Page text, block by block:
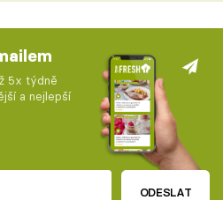
5x týdně
a nejlepší
ODESLAT